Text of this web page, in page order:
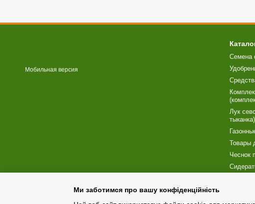
Мобильная версия
Семена
Лук
тыканка)
Товары
Чеснок
Ми заботимся про вашу конфіденційність